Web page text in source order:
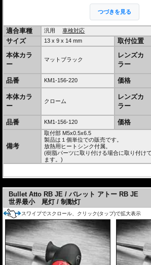
14mmの極小サイ
よりも遥かに小さ
感じさせません。
また独自のマイ
し、広い角度で
小さくても安全
そが困難な製品
術の高さの証です
今まで達成でき
の答えがここに
ちなみにAttoとは
製品の小ささに
ハイパワーLED仕様
Long Life Protection Guard®採用。内蔵IC制御により
電力、長寿命化を実現
高品質メタルハウジング採用 (住宅の外装にも使われる、
ム鋼板を採用)
協定規則50号認可商品 eマーク E13 50R
PDF : ECE適合認定証明書
光源のワット数や照明部の面積を理由に不適合となるこ
の規定に基づき装置の指定を受けた尾灯/制動灯/方向指
する尾灯/制動灯/方向指示器である為)
車検時には本体に刻印または印刷されているEマークと
車検適合についての詳細はこちらをご確認ください。
ウインカー用電圧 12v仕様車用
※12V ハロゲン仕様車両は別途ハロゲン仕様車用レジス
です。
・レギュレータ検索
からご確認ください。
※12V LED仕様車両は別途
LED仕様車用レジスターま
・一部車両を除く。
レギュレータ検索
からご確認くださ
5V-9V仕様車は昇圧ユニット i.SED V6 品番:KM123-966を
つづきを見る
適合車種 汎用車検対応
サイズ 13 x 9 x 14 mm 取付位置
本体カラ
ー
マットブラック
レンズカ
ラー
品番 KM1-156-220 価格
本体カラ
ー
クローム
レンズカ
ラー
品番 KM1-156-120 価格
備考
取付部 M5x0.5x6.5
製品は１個単位での販売です。
放熱用ヒートシンク付属。
(樹脂パーツに取り付ける場合に取り付け
ます。)
Bullet Atto RB JE / バレット アトー RB JE
世界最小 尾灯 / 制動灯
スワイプでスクロール、クリック(タップ)で拡大表示